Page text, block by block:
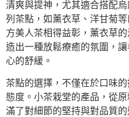
清爽與提神，尤其適合搭配
列茶點，如薰衣草、洋甘菊
方美人茶相得益彰，薰衣草
造出一種放鬆療癒的氛圍，
心的舒緩。
茶點的選擇，不僅在於口味
態度。小茶栽堂的產品，從
滿了對細節的堅持與對品質